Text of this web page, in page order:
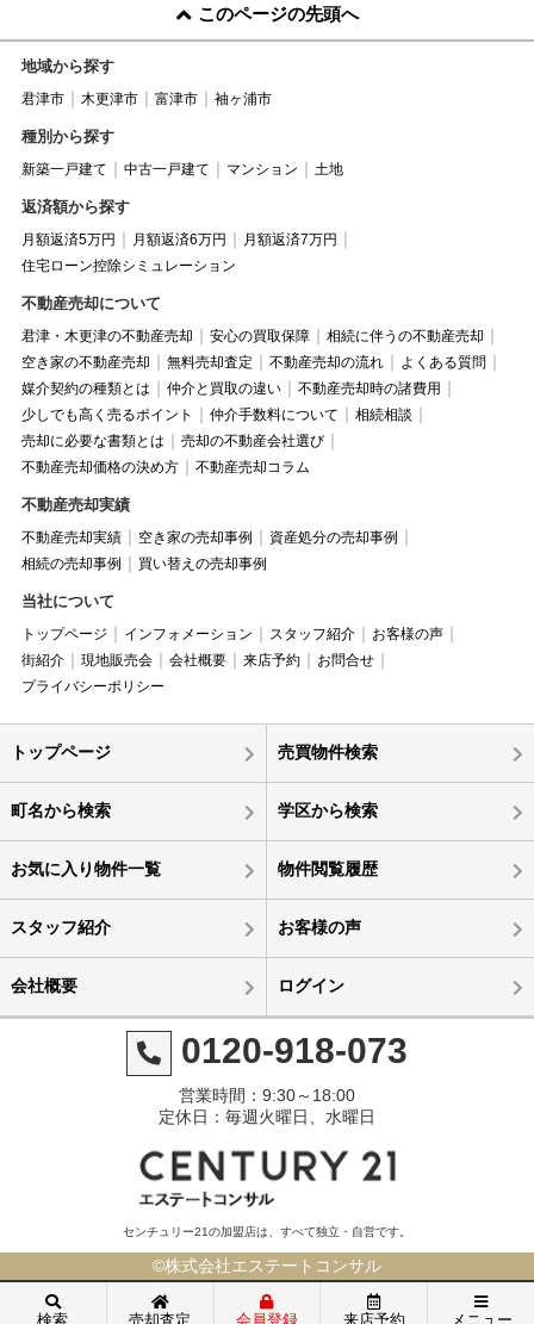
このページの先頭へ
地域から探す
君津市 木更津市 富津市 袖ヶ浦市
種別から探す
新築一戸建て 中古一戸建て マンション 土地
返済額から探す
月額返済5万円 月額返済6万円
月額返済7万円
住宅ローン控除シミュレーション
不動産売却について
君津・木更津の不動産売却 安心の買取保障
相続に伴うの不動産売却
空き家の不動産売却
無料売却査定 不動産売却の流れ
よくある質問
媒介契約の種類とは
仲介と買取の違い
不動産売却時の諸費用
少しでも高く売るポイント
仲介手数料について
相続相談
売却に必要な書類とは
売却の不動産会社選び
不動産売却価格の決め方
不動産売却コラム
不動産売却実績
不動産売却実績 空き家の売却事例
資産処分の売却事例
相続の売却事例
買い替えの売却事例
当社について
トップページ インフォメーション スタッフ紹介
お客様の声
街紹介
現地販売会 会社概要 来店予約
お問合せ
プライバシーポリシー
トップページ 売買物件検索
町名から検索 学区から検索
お気に入り物件一覧 物件閲覧履歴
スタッフ紹介 お客様の声
会社概要 ログイン
0120-918-073
営業時間：9:30～18:00
定休日：毎週火曜日、水曜日
センチュリー21の加盟店は、すべて独立・自営です。
©株式会社エステートコンサル
検索 売却査定 会員登録 来店予約 メニュー